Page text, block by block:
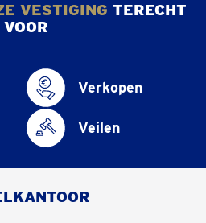
VESTIGING TERECHT
VOOR
Verkopen
Veilen